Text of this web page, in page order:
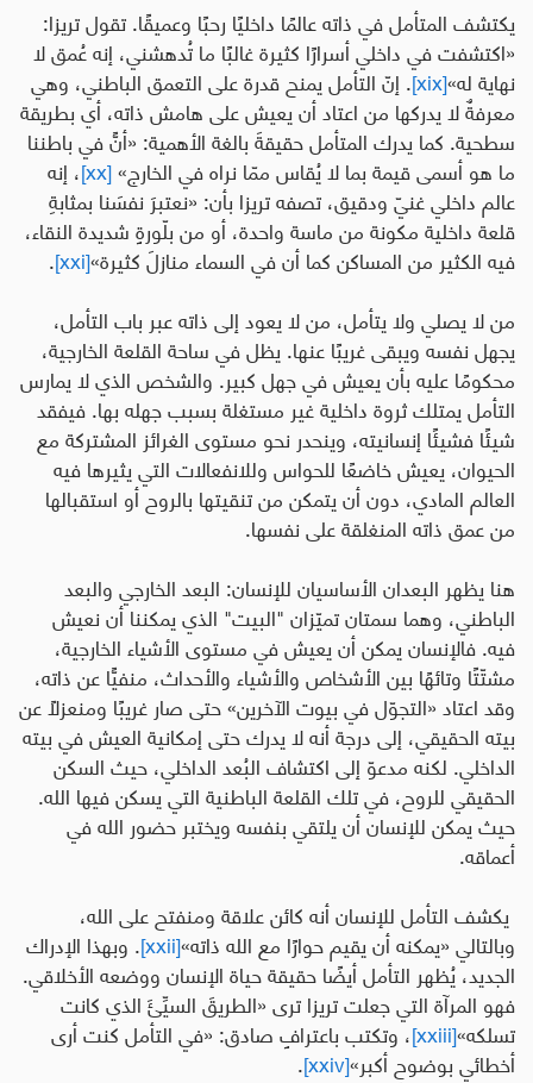
يكتشف المتأمل في ذاته عالمًا داخليًا رحبًا وعميقًا. تقول تريزا:
«اكتشفتفي داخلي أسرارًا كثيرةغالبًا ما تُدهشني، إنه عُمق لا
نهاية له»[xix] . إنّ التأمل يمنح قدرة على التعمق الباطني، وهي
معرفةٌ لا يدركها من اعتاد أن يعيش على هامش ذاته، أي بطريقة
سطحية. كما يدرك المتأمل حقيقةَ بالغة الأهمية: «أنًّ في باطننا
ما هو أسمى قيمة بما لا يُقاس ممّا نراه في الخارج»
[xx] ، إنه
عالم داخلي غنيّ ودقيق، تصفه تريزا بأن: «نعتبرَ نفسَنا بمثابةِ
قلعة داخلية مكونة من ماسة واحدة، أو من بلّورةٍ شديدة النقاء،
فيه الكثير من المساكن كما أن في السماء منازلَ كثيرة»
[xxi]
.
من لا يصلي ولا يتأمل، من لا يعود إلى ذاته عبر باب التأمل،
يجهل نفسه ويبقى غريبًا عنها. يظل في ساحة القلعة الخارجية،
محكومًا عليه بأن يعيش في جهل كبير. والشخص الذي لا يمارس
التأمل يمتلك ثروة داخلية غير مستغلة بسبب جهله بها. فيفقد
شيئًا فشيئًا إنسانيته، وينحدر نحو مستوى الغرائز المشتركة مع
الحيوان، يعيش خاضعًا للحواس وللانفعالات التي يثيرها فيه
العالم المادي، دون أن يتمكن من تنقيتها بالروح أو استقبالها
من عمق ذاته المنغلقة على نفسها.
هنا يظهر البعدان الأساسيان للإنسان: البعد الخارجي والبعد
الباطني، وهما سمتان تميّزان "البيت" الذي يمكننا أن نعيش
فيه.فالإنسان يمكن أن يعيش في مستوى الأشياء الخارجية،
مشتّتًا وتائهًا بين الأشخاص والأشياء والأحداث، منفيًّا عن ذاته،
وقد اعتاد «التجوّل في بيوت الآخرين» حتى صار غريبًا ومنعزلاً عن
بيته الحقيقي، إلى درجة أنه لا يدرك حتى إمكانية العيش في بيته
الداخلي. لكنه مدعوّ إلى اكتشاف البُعد الداخلي، حيث السكن
الحقيقي للروح، في تلك القلعة الباطنية التي يسكن فيها الله.
حيث يمكن للإنسان أن يلتقي بنفسه ويختبر حضور الله في
أعماقه.
يكشف التأمل للإنسان أنه كائن علاقة ومنفتح على الله،
وبالتالي «يمكنه أن يقيم حوارًا مع الله ذاته»[xxii]
. وبهذا الإدراك
الجديد، يُظهر التأمل أيضًا حقيقة حياة الإنسان ووضعه الأخلاقي.
فهو المرآة التي جعلت تريزا ترى «الطريقَ السيِّئَ الذي كانت
تسلكه»[xxiii] ، وتكتب باعترافٍ صادق: «في التأمل كنت أرى
أخطائي بوضوحٍ أكبر»[xxiv]
.